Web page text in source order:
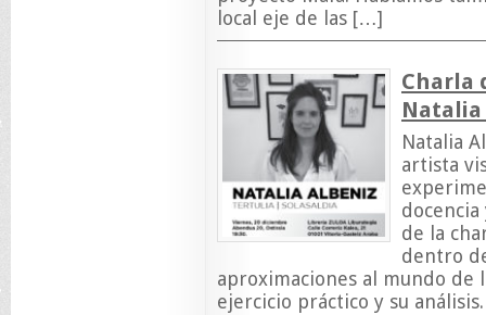
local eje de las […]
Charla
Natalia
artista
de la
dentro
aproximaciones al mundo de
ejercicio práctico y su